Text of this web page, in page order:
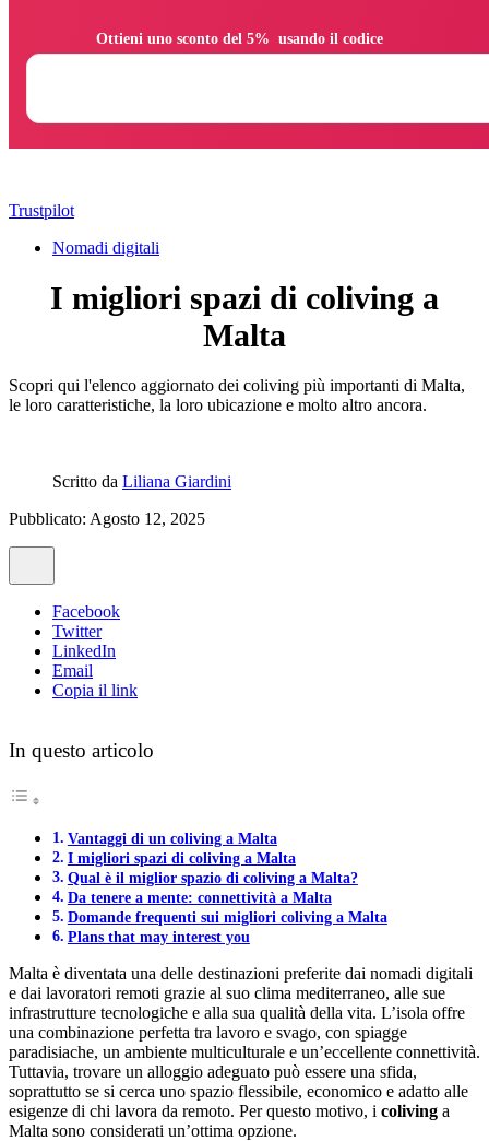
Trustpilot
Nomadi digitali
I migliori spazi di coliving a
Malta
Scopri qui l'elenco aggiornato dei coliving più importanti di Malta,
le loro caratteristiche, la loro ubicazione e molto altro ancora.
Scritto da Liliana Giardini
Pubblicato: Agosto 12, 2025
Facebook
Twitter
LinkedIn
Email
Copia il link
In questo articolo
Vantaggi di un coliving a Malta
I migliori spazi di coliving a Malta
Qual è il miglior spazio di coliving a Malta?
Da tenere a mente: connettività a Malta
Domande frequenti sui migliori coliving a Malta
Plans that may interest you
Malta è diventata una delle destinazioni preferite dai nomadi digitali
e dai lavoratori remoti grazie al suo clima mediterraneo, alle sue
infrastrutture tecnologiche e alla sua qualità della vita. L’isola offre
una combinazione perfetta tra lavoro e svago, con spiagge
paradisiache, un ambiente multiculturale e un’eccellente connettività.
Tuttavia, trovare un alloggio adeguato può essere una sfida,
soprattutto se si cerca uno spazio flessibile, economico e adatto alle
esigenze di chi lavora da remoto. Per questo motivo, i coliving a
Malta sono considerati un’ottima opzione.